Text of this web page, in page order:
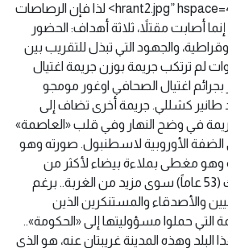
hrant2.jpg” hspace=4 width=200 align=left> لذا فإن الرصاصات
أصابت مقتلاً، ثلاثة أهداف: الحضور
والجهود التي تبذل للتقريب بين
لم ترتكب جريمة بوزن جريمة اغتيال
اغتيال الصحافي اوغور مومجو
كشللي. جريمة أخرى تضاف إلى
في وضح النهار وفي قلب «العاصمة»
الأوروبية لاسطنبول. صورته وهو
مغطى بملاءة بيضاء لأكثر من
ساعة، لم يُضِفْ إلى دينك (53 عاماً) سوى مزيد من الغربة.. برغم
والأصدقاء والمستنكرين الذين
التي حملوا مسؤوليتها إلى «الحكومة»..
وهذه المدينة غريبتان عنه، هو الذي